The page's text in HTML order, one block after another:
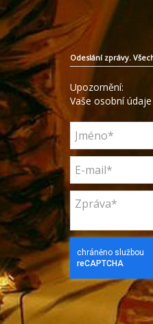
Odeslání zprávy.
Upozornění:
Vaše osobní